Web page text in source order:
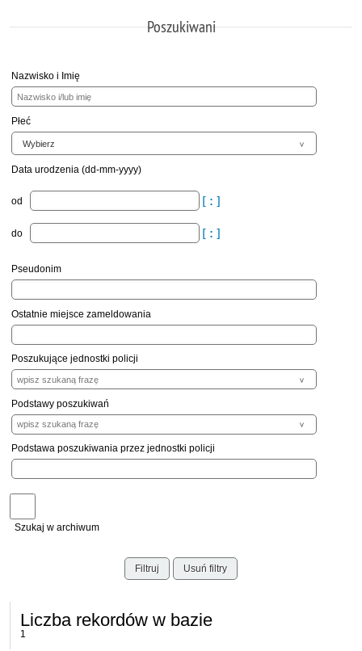
Poszukiwani
Nazwisko i Imię
Płeć
Data urodzenia (dd-mm-yyyy)
od
do
Pseudonim
Ostatnie miejsce zameldowania
Poszukujące jednostki policji
Podstawy poszukiwań
Podstawa poszukiwania przez jednostki policji
Szukaj w archiwum
Filtruj Usuń filtry
Liczba rekordów w bazie
1